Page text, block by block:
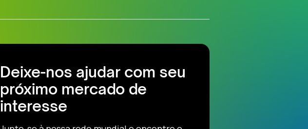
Deixe-nos ajudar com seu
próximo mercado de
interesse